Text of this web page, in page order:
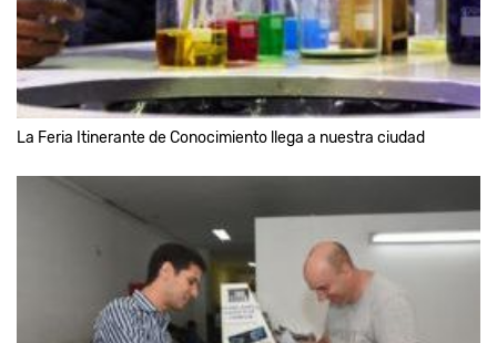
La Feria Itinerante de Conocimiento llega a nuestra ciudad